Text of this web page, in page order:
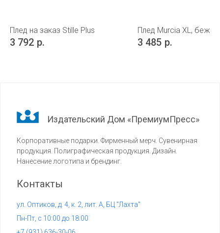
Плед на заказ Stille Plus
3 792 р.
Плед Murcia XL,
3 485 р.
Издательский Дом «ПремиумПресс»
Корпоративные подарки. Фирменный мерч. Сувенирная
продукция. Полиграфическая продукция. Дизайн.
Нанесение логотипа и брендинг.
Контакты
ул. Оптиков, д. 4, к. 2, лит. А, БЦ "Лахта"
Пн-Пт, с 10:00 до 18:00